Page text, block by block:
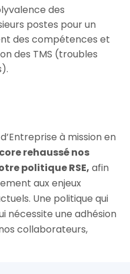
des
postes pour un
des compétences et
des TMS (troubles
à mission en
rehaussé nos
politique RSE, afin
aux enjeux
Une politique qui
nécessite une adhésion
collaborateurs,